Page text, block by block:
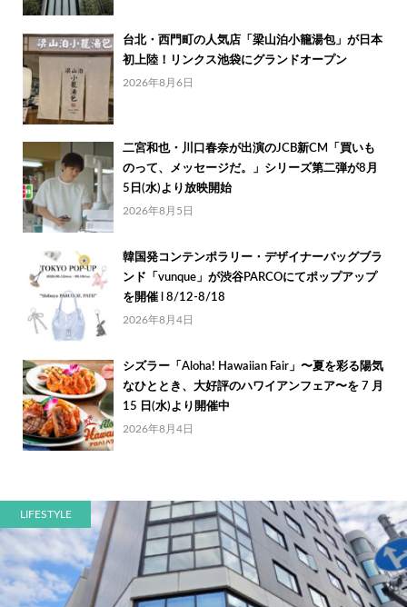
台北・西門町の人気店「梁山泊小籠湯包」が日本
初上陸！リンクス池袋にグランドオープン
2026年8月6日
二宮和也・川口春奈が出演のJCB新CM「買いも
のって、メッセージだ。」シリーズ第二弾が8月
5日(水)より放映開始
2026年8月5日
韓国発コンテンポラリー・デザイナーバッグブラ
ンド「vunque」が渋谷PARCOにてポップアップ
を開催 l 8/12-8/18
2026年8月4日
シズラー「Aloha! Hawaiian Fair」〜夏を彩る陽気
なひととき、大好評のハワイアンフェア〜を 7 月
15 日(水)より開催中
2026年8月4日
LIFESTYLE